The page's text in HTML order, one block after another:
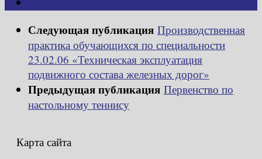
Следующая публикация Производственная
практика обучающихся по специальности
23.02.06 «Техническая эксплуатация
подвижного состава железных дорог»
Предыдущая публикация Первенство по
настольному теннису
Карта сайта